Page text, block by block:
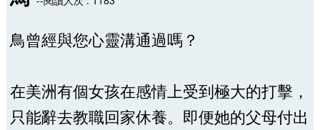
鳥曾經與您心靈溝通過嗎？
在美洲有個女孩在感情上受到極大的打擊，
只能辭去教職回家休養。即便她的父母付出